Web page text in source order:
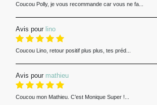
Coucou Polly, je vous recommande car vous ne fa...
Avis pour lino
Coucou Lino, retour positif plus plus, tes préd...
Avis pour mathieu
Coucou mon Mathieu. C’est Monique Super !...